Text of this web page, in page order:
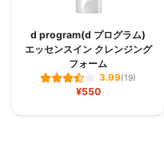
d program(d プログラム)
エッセンスイン クレンジング
フォーム
3.99(19)
¥550